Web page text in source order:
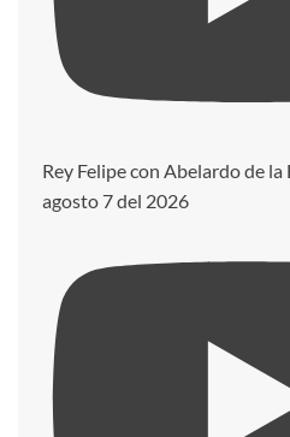
Rey Felipe con Abelardo de la
agosto 7 del 2026